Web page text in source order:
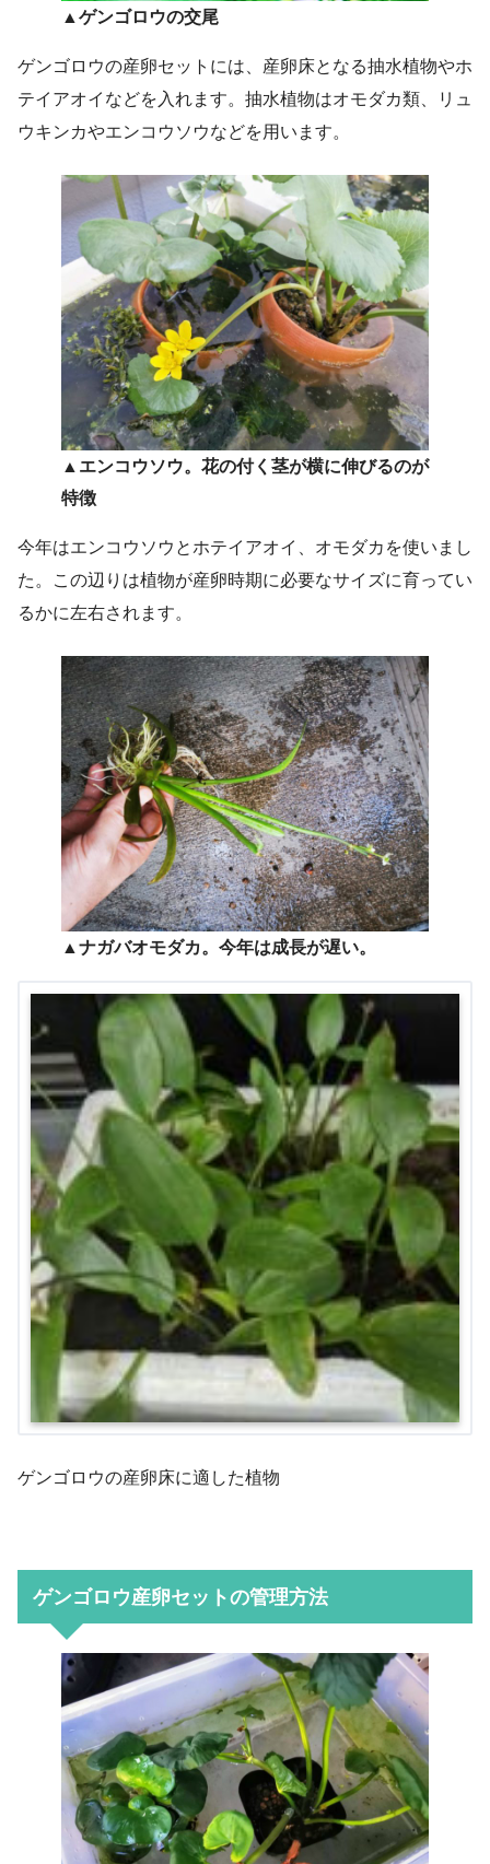
▲ゲンゴロウの交尾
ゲンゴロウの産卵セットには、産卵床となる抽水植物やホ
テイアオイなどを入れます。抽水植物はオモダカ類、リュ
ウキンカやエンコウソウなどを用います。
▲エンコウソウ。花の付く茎が横に伸びるのが
特徴
今年はエンコウソウとホテイアオイ、オモダカを使いまし
た。この辺りは植物が産卵時期に必要なサイズに育ってい
るかに左右されます。
▲ナガバオモダカ。今年は成長が遅い。
ゲンゴロウの産卵床に適した植物
ゲンゴロウ産卵セットの管理方法